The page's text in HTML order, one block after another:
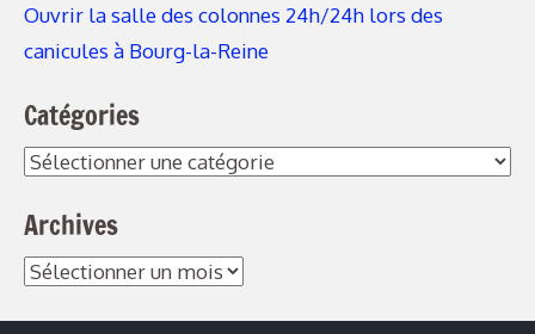
Ouvrir la salle des colonnes 24h/24h lors des
canicules à Bourg-la-Reine
Catégories
Archives